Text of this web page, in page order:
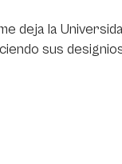
deja la
sus